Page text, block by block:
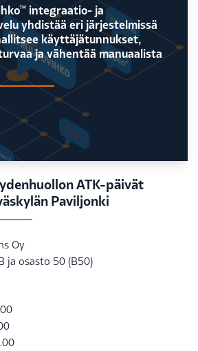
integraatio- ja
yhdistää eri järjestelmissä
käyttäjätunnukset,
ja vähentää manuaalista
ATK-päivät
Paviljonki
Oy
ja osasto 50 (B50)